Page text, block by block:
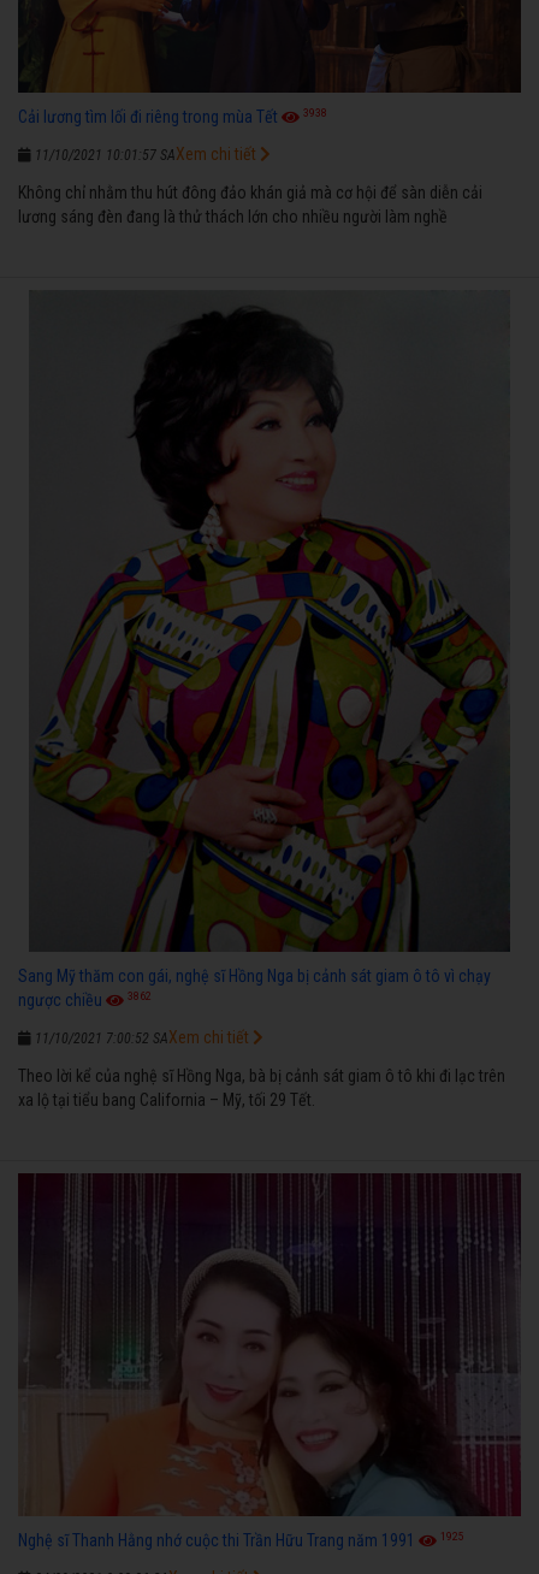
Cải lương tìm lối đi riêng trong mùa Tết 3938
11/10/2021 10:01:57 SA
Không chỉ nhằm thu hút đông đảo khán giả mà cơ hội để sàn diễn cải
lương sáng đèn đang là thử thách lớn cho nhiều người làm nghề
Xem chi tiết
Sang Mỹ thăm con gái, nghệ sĩ Hồng Nga bị cảnh sát giam ô tô vì chạy
ngược chiều
3862
11/10/2021 7:00:52 SA
Theo lời kể của nghệ sĩ Hồng Nga, bà bị cảnh sát giam ô tô khi đi lạc trên
xa lộ tại tiểu bang California – Mỹ, tối 29 Tết.
Xem chi tiết
Nghệ sĩ Thanh Hằng nhớ cuộc thi Trần Hữu Trang năm 1991 1925